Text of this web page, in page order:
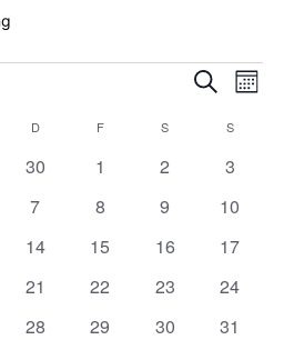
Suche
und
Suche
DDONNERSTAG
FFREITAG S SAMSTAGS
0
30
0
1
0
2
0
3
0
7
0
8
0
9
0
10
0
14
0
15
0
16
0
17
0
21
0
22
0
23
0
24
0
28
0
29
0
30
0
31